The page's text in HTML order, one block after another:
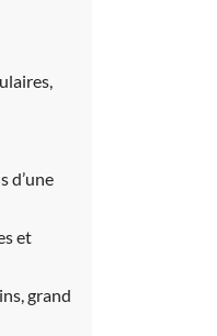
d’une
et
grand